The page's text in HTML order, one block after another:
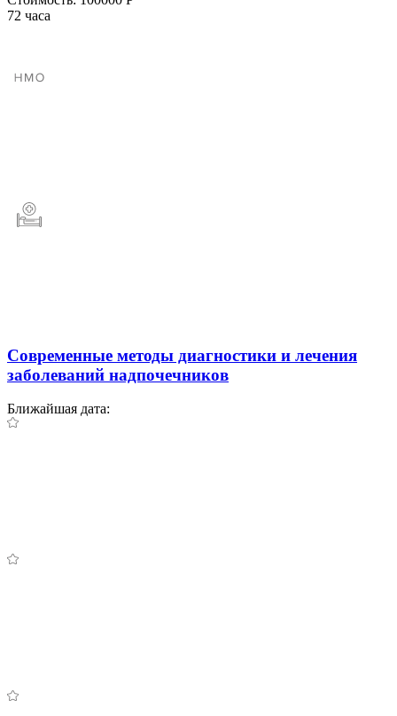
72 часа
Современные методы диагностики и лечения
заболеваний надпочечников
Ближайшая дата: